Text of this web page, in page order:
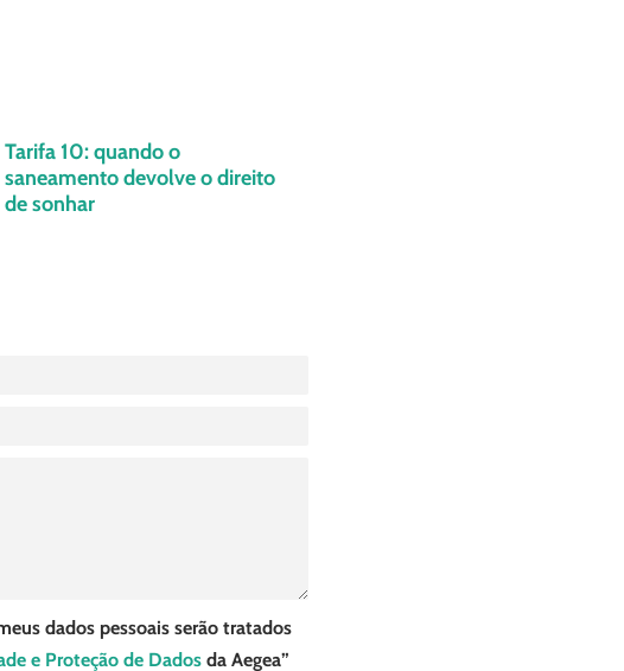
Tarifa 10: quando o
saneamento devolve o direito
de sonhar
dados pessoais serão tratados
e Proteção de Dadosda Aegea”